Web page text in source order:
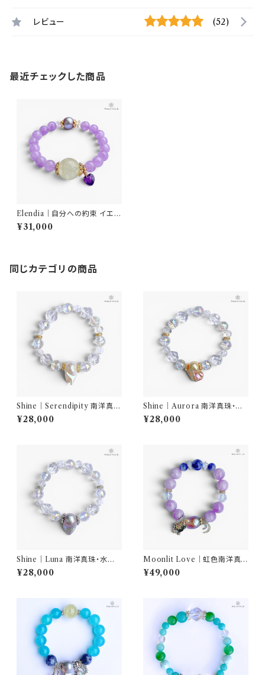
レビュー (52)
最近チェックした商品
Elendia｜自分への約束 イエロ
ークォーツ・南洋真珠・アメジス
ト ブレスレット｜AQUARYLIS
¥31,000
同じカテゴリの商品
Shine｜Serendipity 南洋真
珠・水晶 ブレスレット｜AQUA
RYLIS
¥28,000
Shine｜Aurora 南洋真珠・水
晶 ブレスレット｜AQUARYLI
S
¥28,000
Shine｜Luna 南洋真珠・水晶
ブレスレット｜AQUARYLIS
¥28,000
Moonlit Love｜虹色南洋真
珠・クンツァイト ブレスレット｜
AQUARYLIS
¥49,000